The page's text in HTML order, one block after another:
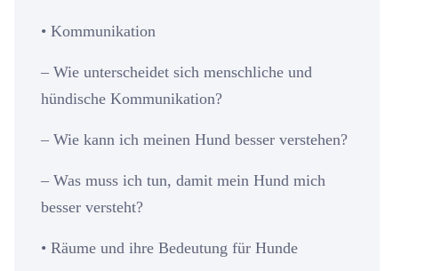
• Kommunikation
– Wie unterscheidet sich menschliche und
hündische Kommunikation?
– Wie kann ich meinen Hund besser verstehen?
– Was muss ich tun, damit mein Hund mich
besser versteht?
• Räume und ihre Bedeutung für Hunde